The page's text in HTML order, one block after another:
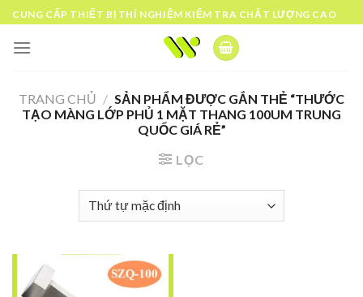
Skip
to
content
CUNG CẤP THIẾT BỊ THÍ NGHIỆM KIỂM TRA CHẤT LƯỢNG CAO
TRANG CHỦ / SẢN PHẨM ĐƯỢC GẮN THẺ “THƯỚC
TẠO MÀNG LỚP PHỦ 1 MẶT THANG 100UM TRUNG
QUỐC GIÁ RẺ”
LỌC